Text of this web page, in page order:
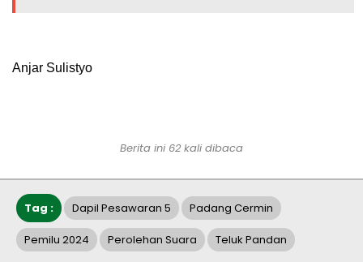
Anjar Sulistyo
Berita ini 62 kali dibaca
Tag : Dapil Pesawaran 5 Padang Cermin
Pemilu 2024 Perolehan Suara Teluk Pandan